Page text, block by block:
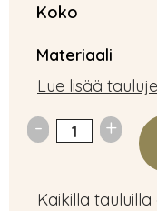
Koko
Materiaali
Lue lisää
Kaikilla